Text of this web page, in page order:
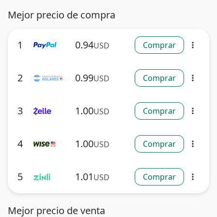
Mejor precio de compra
1 0.94USD Comprar more_vert
2 0.99USD Comprar more_vert
3 1.00USD Comprar more_vert
4 1.00USD Comprar more_vert
5 1.01 USD Comprar more_vert
Mejor precio de venta